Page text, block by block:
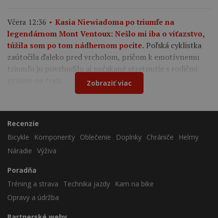
Včera 12:36
Kasia Niewiadoma po triumfe na
legendárnom Mont Ventoux: Nešlo mi iba o víťazstvo,
túžila som po tom nádhernom pocite. Poľská cyklistka
zaútočila ďaleko pred vrcholom, pričom k emotívnemu
triumfu ju povzbudilo aj nečakané stretnutie s rodičmi
Zobraziť viac
Recenzie
Bicykle
Komponenty Oblečenie Doplnky Chrániče
Helmy
Náradie Výživa
Poradňa
Tréning a strava
Technika jazdy
Kam na bike
Opravy a údržba